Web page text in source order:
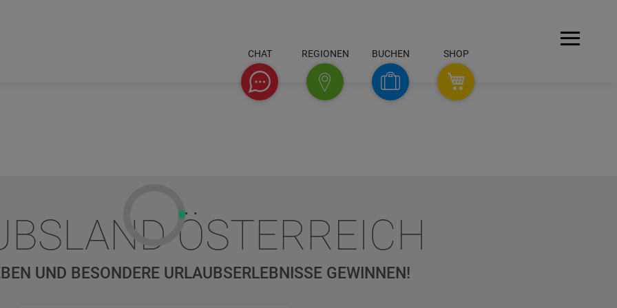
CHAT REGIONEN BUCHEN SHOP
SHOP
ÖSTERREICH
UND BESONDERE URLAUBSERLEBNISSE GEWINNEN!